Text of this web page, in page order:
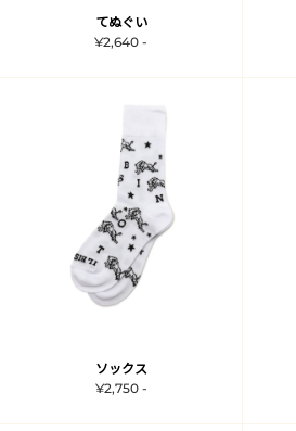
てぬぐい
¥2,640 -
ソックス
¥2,750 -